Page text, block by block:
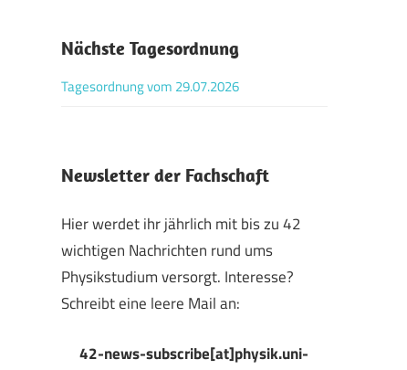
Nächste Tagesordnung
Tagesordnung vom 29.07.2026
Newsletter der Fachschaft
Hier werdet ihr jährlich mit bis zu 42
wichtigen Nachrichten rund ums
Physikstudium versorgt. Interesse?
Schreibt eine leere Mail an:
42-news-subscribe[at]physik.uni-